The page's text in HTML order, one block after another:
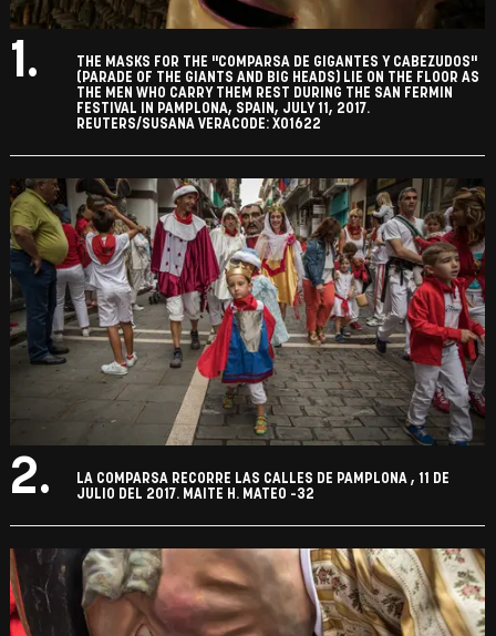
1.
THE MASKS FOR THE "COMPARSA DE GIGANTES Y CABEZUDOS"
(PARADE OF THE GIANTS AND BIG HEADS) LIE ON THE FLOOR AS
THE MEN WHO CARRY THEM REST DURING THE SAN FERMIN
FESTIVAL IN PAMPLONA, SPAIN, JULY 11, 2017.
REUTERS/SUSANA VERACODE: X01622
2.
LA COMPARSA RECORRE LAS CALLES DE PAMPLONA , 11 DE
JULIO DEL 2017. MAITE H. MATEO -32